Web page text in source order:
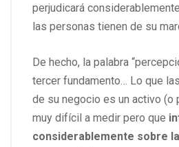
perjudicará
las personas tienen de su
De hecho, la palabra
tercer fundamento… Lo que
de su negocio es un activo (o
muy difícil a medir pero que
considerablemente sobre